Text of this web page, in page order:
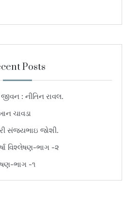
Posts
: નીતિન રાવલ.
ચાવડા
સંજયભાઇ જોશી.
વિશ્લેષણ-ભાગ -૨
ભાગ -૧